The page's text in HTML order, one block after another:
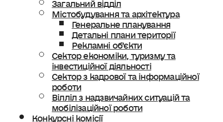
Містобудування та архітектура
Генеральне планування
Детальні плани території
Рекламні об’єкти
Сектор економіки, туризму та
інвестиційної діяльності
Сектор з кадрової та інформаційної
роботи
Вілліл з надзвичайних ситуацій та
мобілізаційної роботи
Конкурсні комісії